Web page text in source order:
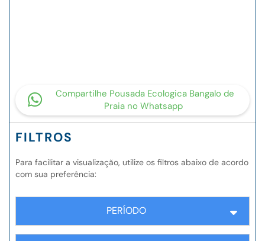
Compartilhe Pousada Ecologica Bangalo de
Praia no Whatsapp
FILTROS
Para facilitar a visualização, utilize os filtros abaixo de acordo
com sua preferência:
PERÍODO